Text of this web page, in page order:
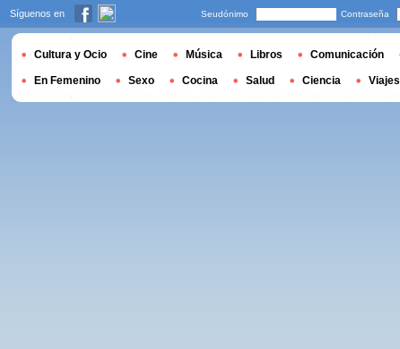
Síguenos en Seudónimo Contraseña
Cultura y Ocio Cine Música Libros Comunicación
En Femenino Sexo Cocina Salud Ciencia Viajes